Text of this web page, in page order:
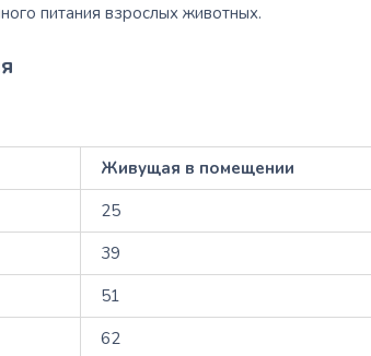
питания взрослых животных.
Живущая в помещении
25
39
51
62